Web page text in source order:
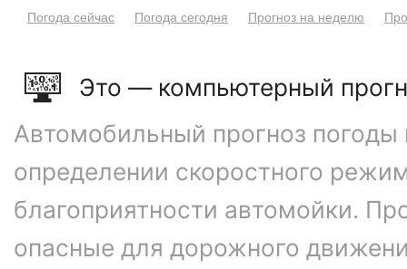
Погода сейчас Погода сегодня Прогноз на неделю
Это — компьютерный
Автомобильный прогноз погоды
определении скоростного
благоприятности автомойки.
опасные для дорожного